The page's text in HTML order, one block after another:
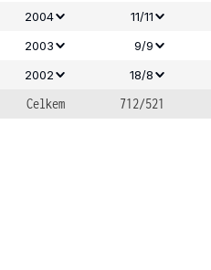
2004
11/11
2003 9/9
2002 18/8
Celkem
712/521